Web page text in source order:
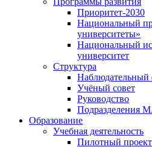
Приоритет-2030
Национальный
университеты»
Национальный
университет
Структура
Наблюдательный
Учёный совет
Руководство
Подразделения
Образование
Учебная деятельность
Пилотный проект